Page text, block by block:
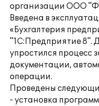
организации ООО
Введена в
«Бухгалтерия
"1С:Предприятие 8".
упростился процесс
документации,
операции.
Проведены
- установка